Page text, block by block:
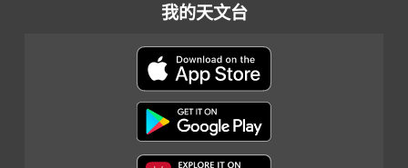
我的天文台